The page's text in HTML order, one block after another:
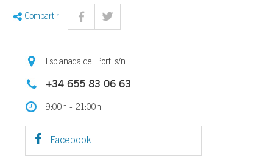
Compartir
Esplanada del Port, s/n
+34 655 83 06 63
9:00h - 21:00h
Facebook